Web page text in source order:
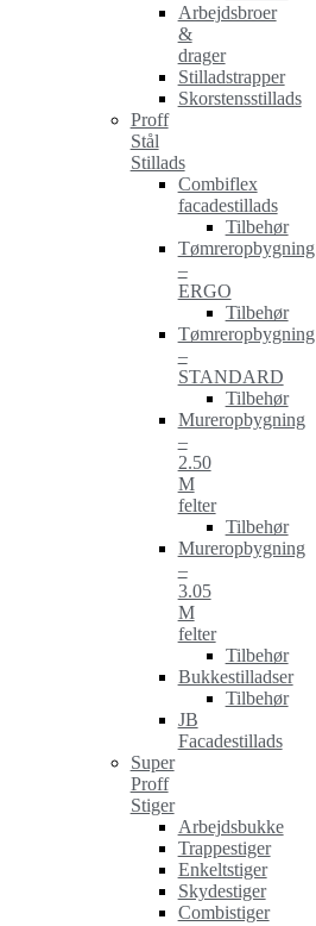
Arbejdsbroer
&
drager
Stilladstrapper
Skorstensstillads
Proff
Stål
Stillads
Combiflex
facadestillads
Tilbehør
Tømreropbygning
–
ERGO
Tilbehør
Tømreropbygning
–
STANDARD
Tilbehør
Mureropbygning
–
2.50
M
felter
Tilbehør
Mureropbygning
–
3.05
M
felter
Tilbehør
Bukkestilladser
Tilbehør
JB
Facadestillads
Super
Proff
Stiger
Arbejdsbukke
Trappestiger
Enkeltstiger
Skydestiger
Combistiger